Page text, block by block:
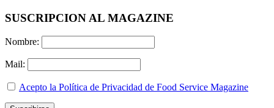
SUSCRIPCION AL MAGAZINE
Nombre:
Mail:
Acepto la Política de Privacidad de Food Service Magazine